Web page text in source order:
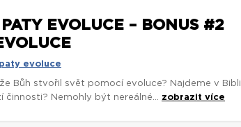
EVOLUCE – BONUS #2
evoluce
Bůh stvořil svět pomocí evoluce? Najdeme v Bibli
činnosti? Nemohly být nereálné... zobrazit více